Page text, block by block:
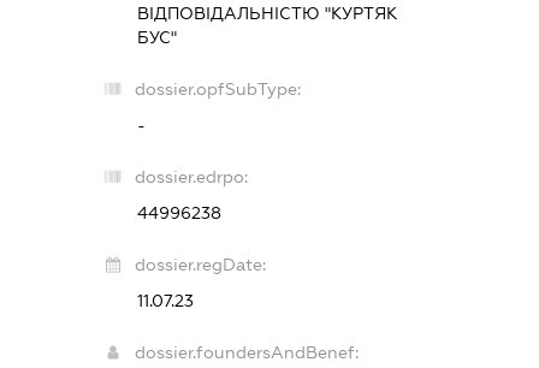
ВІДПОВІДАЛЬНІСТЮ "КУРТЯК
БУС"
dossier.opfSubType:
-
dossier.edrpo:
44996238
dossier.regDate:
11.07.23
dossier.foundersAndBenef: